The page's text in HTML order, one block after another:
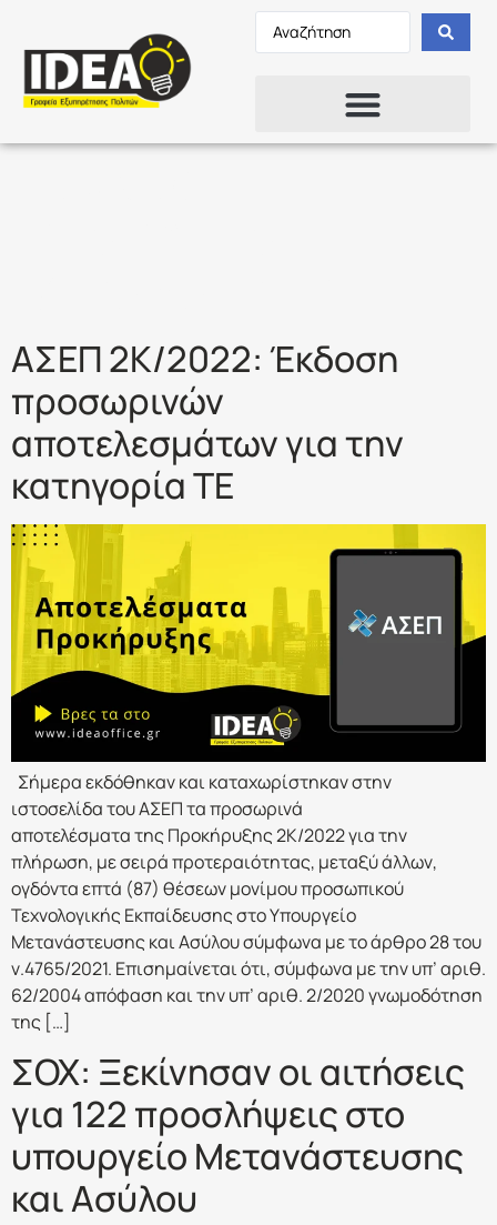
ΑΣΕΠ 2Κ/2022: Έκδοση
προσωρινών
αποτελεσμάτων για την
κατηγορία ΤΕ
Σήμερα εκδόθηκαν και καταχωρίστηκαν στην
ιστοσελίδα του ΑΣΕΠ τα προσωρινά
αποτελέσματα της Προκήρυξης 2Κ/2022 για την
πλήρωση, με σειρά προτεραιότητας, μεταξύ άλλων,
ογδόντα επτά (87) θέσεων μονίμου προσωπικού
Τεχνολογικής Εκπαίδευσης στο Υπουργείο
Μετανάστευσης και Ασύλου σύμφωνα με το άρθρο 28 του
ν.4765/2021. Επισημαίνεται ότι, σύμφωνα με την υπ’ αριθ.
62/2004 απόφαση και την υπ’ αριθ. 2/2020 γνωμοδότηση
της […]
ΣΟΧ: Ξεκίνησαν οι αιτήσεις
για 122 προσλήψεις στο
υπουργείο Μετανάστευσης
και Ασύλου